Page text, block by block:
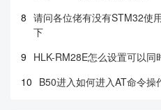
8 请问各位佬有没有STM32使
下
9 HLK-RM28E怎么设置可以
10 B50进入如何进入AT命令操